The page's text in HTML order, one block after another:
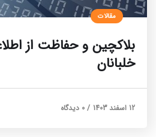
مقالات
بلاکچین و حفاظت از
خلبانان
12 اسفند 1403 / 0 دیدگاه